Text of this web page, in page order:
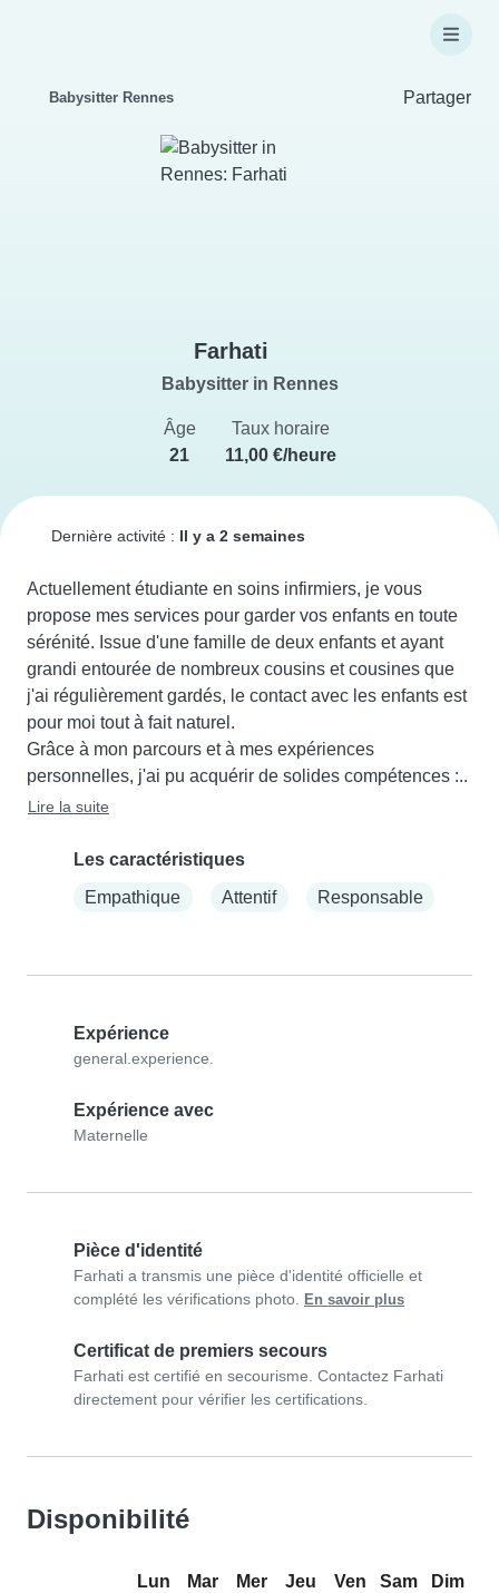
Babysitter Rennes Partager
Farhati
Babysitter in Rennes
Âge
21
Taux horaire
11,00 €/heure
Dernière activité : Il y a 2 semaines
Actuellement étudiante en soins infirmiers, je vous
propose mes services pour garder vos enfants en toute
sérénité. Issue d'une famille de deux enfants et ayant
grandi entourée de nombreux cousins et cousines que
j'ai régulièrement gardés, le contact avec les enfants est
pour moi tout à fait naturel.
Grâce à mon parcours et à mes expériences
personnelles, j'ai pu acquérir de solides compétences :..
Lire la suite
Les caractéristiques
Empathique
Attentif Responsable
Expérience
general.experience.
Expérience avec
Maternelle
Pièce d'identité
Farhati a transmis une pièce d'identité officielle et
complété les vérifications photo.
En savoir plus
Certificat de premiers secours
Farhati est certifié en secourisme. Contactez Farhati
directement pour vérifier les certifications.
Disponibilité
Lun Mar Mer Jeu Ven Sam
Dim